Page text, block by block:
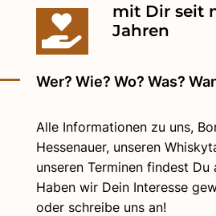

mit Dir seit
Jahren
Wer? Wie? Wo? Was?
Alle Informationen zu uns,
Hessenauer, unseren
unseren Terminen findest Du
Haben wir Dein Interesse
oder schreibe uns an!